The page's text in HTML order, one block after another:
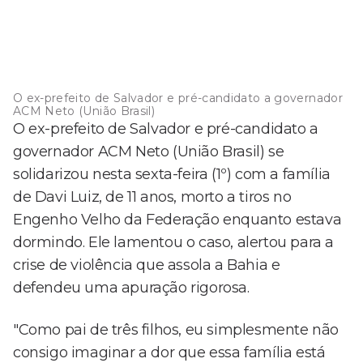
O ex-prefeito de Salvador e pré-candidato a governador
ACM Neto (União Brasil)
O ex-prefeito de Salvador e pré-candidato a
governador ACM Neto (União Brasil) se
solidarizou nesta sexta-feira (1º) com a família
de Davi Luiz, de 11 anos, morto a tiros no
Engenho Velho da Federação enquanto estava
dormindo. Ele lamentou o caso, alertou para a
crise de violência que assola a Bahia e
defendeu uma apuração rigorosa.
"Como pai de três filhos, eu simplesmente não
consigo imaginar a dor que essa família está